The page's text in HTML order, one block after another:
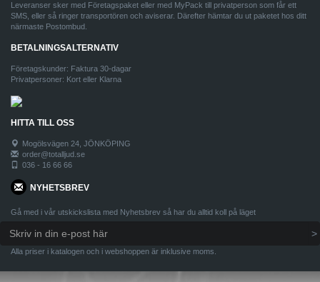
Leveranser sker med Företagspaket eller med MyPack till privatperson som får ett
SMS, eller så ringer transportören och aviserar. Därefter hämtar du ut paketet hos ditt
närmaste Postombud.
BETALNINGSALTERNATIV
Företagskunder: Faktura 30-dagar
Privatpersoner: Kort eller Klarna
HITTA TILL OSS
Mogölsvägen 24, JÖNKÖPING
order@totalljud.se
036 - 16 66 66
NYHETSBREV
Gå med i vår utskickslista med Nyhetsbrev så har du alltid koll på läget
Alla priser i katalogen och i webshoppen är inklusive moms.